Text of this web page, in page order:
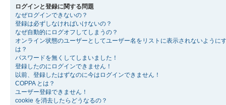
ログインと登録に関する問題
なぜログインできないの？
登録は必ずしなければいけないの？
なぜ自動的にログオフしてしまうの？
オンライン状態のユーザーとしてユーザー名をリストに表示されないように
は？
パスワードを無くしてしまいました！
登録したのにログインできません！
以前、登録したはずなのに今はログインできません！
COPPA とは？
ユーザー登録できません！
cookie を消去したらどうなるの？